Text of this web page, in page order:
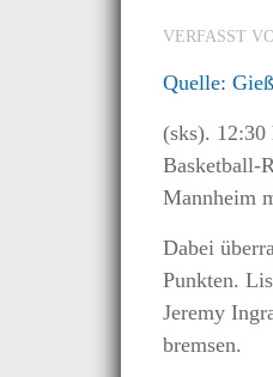
VERFASST
Quelle:
(sks). 12:30
Basketball-
Mannheim
Dabei
Punkten.
Jeremy
bremsen.